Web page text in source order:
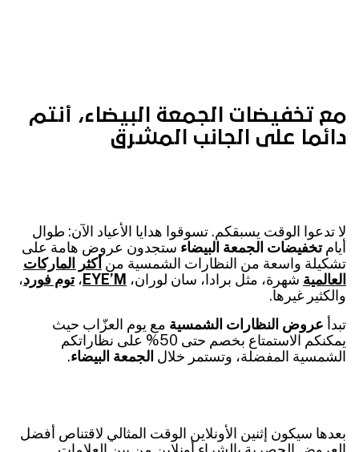
مع تخفيضات الجمعة البيضاء، أنتم
دائما على الجانب المشرق
لا تدعوا الوقت يسبقكم. تسوقوا هدايا الأعياد الآن: طوال
أيامتخفيضات الجمعة البيضاء ستجدون عروض هامة على
تشكيلة واسعة من النظارات الشمسية من أكثر الماركات
العالمية شهرة، مثل برادا، سان لوران، EYE’M،توم فورد،
والكثير غيرها.
تبدأ عروض النظارات الشمسية مع يوم العزّاب حيث
يمكنكم الاستمتاع بخصم حتى 50% على نظاراتكم
الشمسية المفضلة، وتستمر خلال الجمعة البيضاء.
بعدها سيكون إثنين الأونلاين الوقت المثالي لاقتناص أفضل